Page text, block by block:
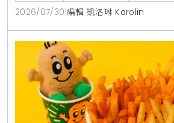
訂購省暑了小套餐只要399元起，再
卡與威秀電影票，單點火山比薩享
2026/07/30 編輯 凱洛琳 Karolin